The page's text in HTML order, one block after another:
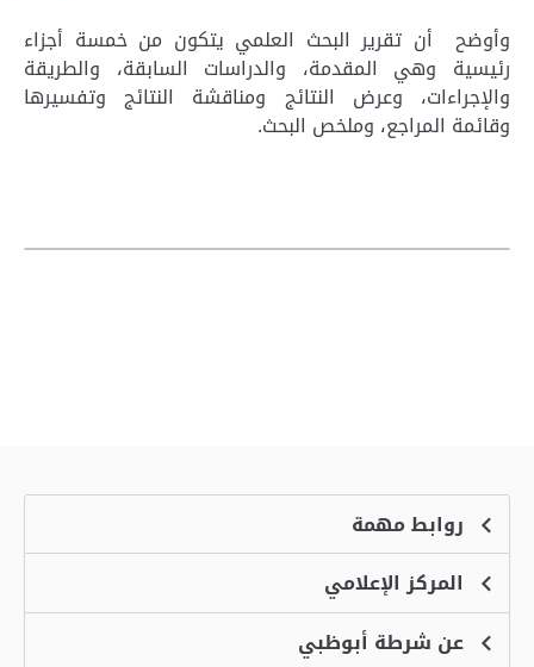
وأوضح أن تقرير البحث العلمي يتكون من خمسة أجزاء
رئيسية وهي المقدمة، والدراسات السابقة، والطريقة
والإجراءات، وعرض النتائج ومناقشة النتائج وتفسيرها
وقائمة المراجع، وملخص البحث.
روابط مهمة
الشكاوى
منصة التوظيف الذكية
المركز الإعلامي
الأخبارعن شرطة أبوظبي